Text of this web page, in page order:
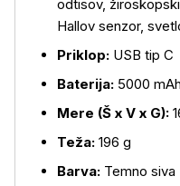
odtisov,
Hallov senzor,
Priklop: USB tip C
Baterija: 5000 mAh
Mere (Š x V x G):
Teža: 196 g
Barva: Temno siva